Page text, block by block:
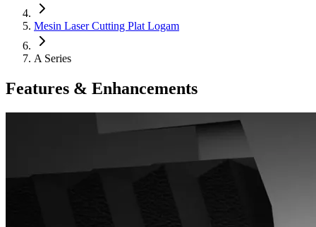
Mesin Laser Cutting Plat Logam
A Series
Features & Enhancements